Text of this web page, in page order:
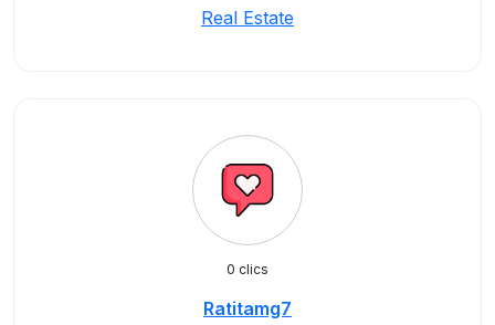
Real Estate
0 clics
Ratitamg7